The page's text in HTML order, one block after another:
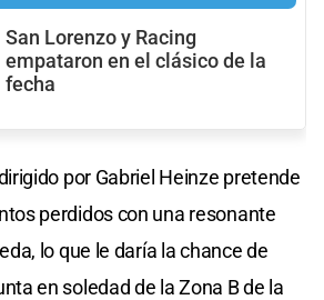
San Lorenzo y Racing
empataron en el clásico de la
fecha
por Gabriel Heinze pretende
perdidos con una resonante
lo que le daría la chance de
en soledad de la Zona B de la